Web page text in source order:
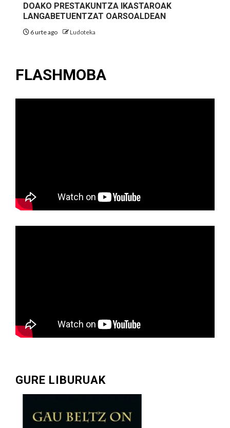
DOAKO PRESTAKUNTZA IKASTAROAK
LANGABETUENTZAT OARSOALDEAN
6 urte ago Ludoteka
FLASHMOBA
GURE LIBURUAK